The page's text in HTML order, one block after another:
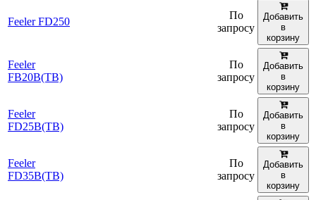
Feeler FD250
По
запросу
Добавить
в
корзину
Feeler
FB20B(TB)
По
запросу
Добавить
в
корзину
Feeler
FD25B(TB)
По
запросу
Добавить
в
корзину
Feeler
FD35B(TB)
По
запросу
Добавить
в
корзину